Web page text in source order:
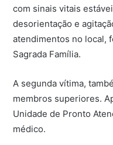
com sinais vitais
desorientação e
atendimentos no local,
Sagrada Família.
A segunda vítima,
membros superiores.
Unidade de Pronto
médico.